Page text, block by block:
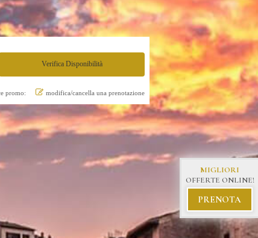
promo: modifica/cancella una prenotazione
MIGLIORI
OFFERTE ONLINE!
PRENOTA